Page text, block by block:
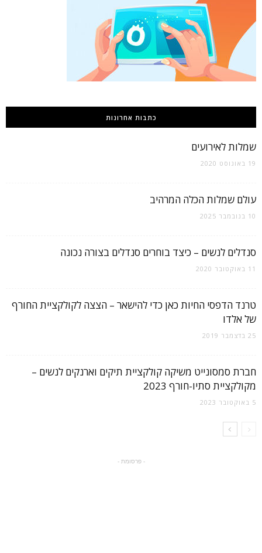
כתבות אחרונות
שמלות לאירועים
19 באוגוסט 2020
עולם שמלות הכלה המרהיב
10 בנובמבר 2025
סנדלים לנשים – כיצד בוחרים סנדלים בצורה נכונה
11 באוקטובר 2020
טרנד הדפסי החיות כאן כדי להישאר – הצצה לקולקציית החורף
של אלדו
25 בדצמבר 2019
חברת סמסונייט משיקה קולקציית תיקים וארנקים לנשים –
מקולקציית סתיו-חורף 2023
5 באוקטובר 2023
- פרסומת -